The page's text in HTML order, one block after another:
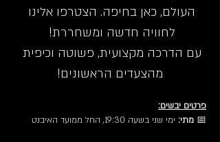
העולם, כאן בחיפה. הצטרפו אלינו
לחוויה חדשה ומשחררת!
עם הדרכה מקצועית, פשוטה וכיפית
מהצעדים הראשונים!
פרטים יבשים:
📅 מתי: ימי שני בשעה 19:30, החל ממועד האיבנט